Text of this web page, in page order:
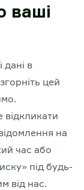
ваші
в
цей
на
час або
під будь-
від нас.